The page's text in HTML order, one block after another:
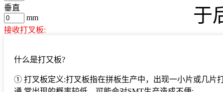
垂直
mm
接收打叉板:
什么是打又板?
① 打叉板定义:打叉板指在拼板生产中，出现一小片或几片
否
拼版信息示例缩放比例：/1
于
样